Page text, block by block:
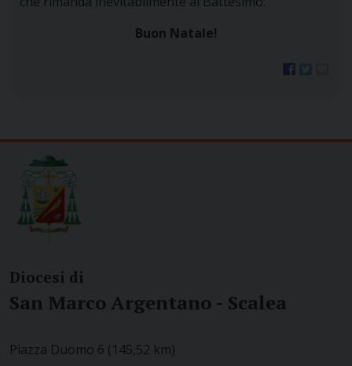
Buon Natale!
Diocesi di
San Marco Argentano - Scalea
Piazza Duomo 6 (145,52 km)